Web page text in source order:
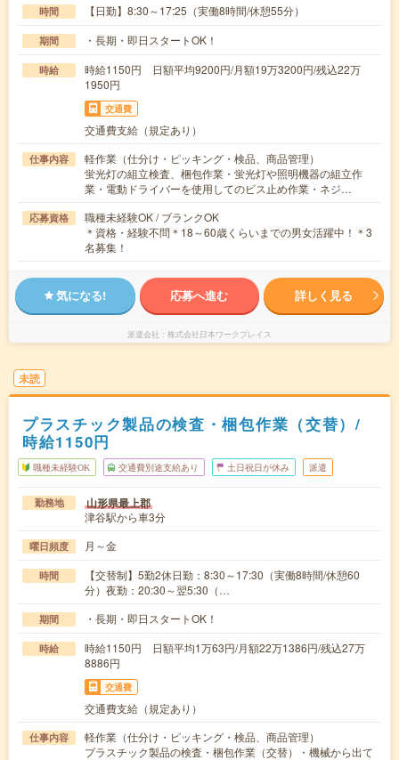
時間 【日勤】8:30～17:25（実働8時間/休憩55分）
期間 ・長期・即日スタートOK！
時給
時給1150円 日額平均9200円/月額19万3200円/残込22万
1950円
交通費
交通費支給（規定あり）
仕事内容
軽作業（仕分け・ピッキング・検品、商品管理）
蛍光灯の組立検査、梱包作業・蛍光灯や照明機器の組立作
業・電動ドライバーを使用してのビス止め作業・ネジ…
応募資格
職種未経験OK / ブランクOK
＊資格・経験不問＊18～60歳くらいまでの男女活躍中！＊3
名募集！
気になる! 応募へ進む 詳しく見る
派遣会社 株式会社日本ワークプレイス
未読
プラスチック製品の検査・梱包作業（交替）/
時給1150円
職種未経験OK 交通費別途支給あり 土日祝日が休み 派遣
勤務地 山形県最上郡
津谷駅から車3分
曜日頻度 月～金
時間
【交替制】5勤2休日勤：8:30～17:30（実働8時間/休憩60
分）夜勤：20:30～翌5:30（…
期間 ・長期・即日スタートOK！
時給
時給1150円 日額平均1万63円/月額22万1386円/残込27万
8886円
交通費
交通費支給（規定あり）
仕事内容
軽作業（仕分け・ピッキング・検品、商品管理）
プラスチック製品の検査・梱包作業（交替）・機械から出て